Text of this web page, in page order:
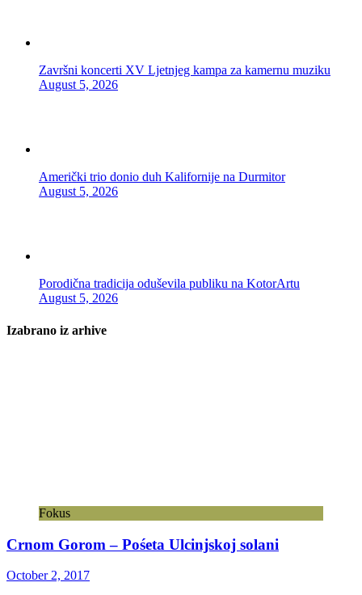
Završni koncerti XV Ljetnjeg kampa za kamernu muziku
August 5, 2026
Američki trio donio duh Kalifornije na Durmitor
August 5, 2026
Porodična tradicija oduševila publiku na KotorArtu
August 5, 2026
Izabrano iz arhive
Fokus
Crnom Gorom – Pośeta Ulcinjskoj solani
October 2, 2017